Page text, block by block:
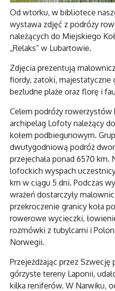
Od wtorku, w bibliotece
wystawa zdjęć z podróży
należących do Miejskiego
„Relaks” w Lubartowie.
Zdjęcia prezentują
fiordy, zatoki, majestatyczne
bezludne plaże oraz florę i
Celem podróży rowerzystów
archipelag Lofoty należący
kołem podbiegunowym.
dwutygodniową podróż
przejechała ponad 6570
lofockich wyspach
km w ciągu 5 dni. Podczas
wrażeń dostarczyły
przekroczenie granicy koła
rowerowe wycieczki,
rozmówki z tubylcami i
Norwegii.
Przejeżdżając przez
górzyste tereny Laponii,
kilka reniferów. W Narwiku,